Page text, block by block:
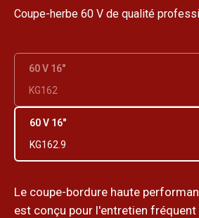
Coupe-herbe 60 V de qualité
60 V 16"
KG162
60 V 16"
KG162.9
Le coupe-bordure haute
est conçu pour l'entretien